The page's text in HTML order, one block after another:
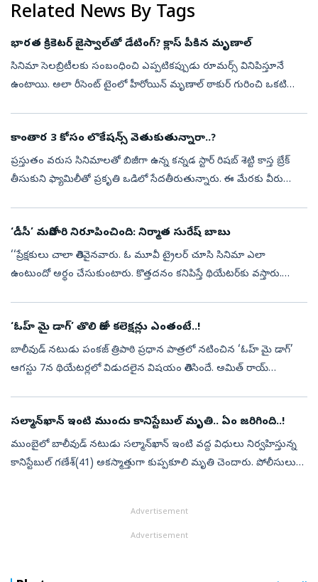
Related News By Tags
భారత క్రికెటర్ జైస్వాల్‌తో డేటింగ్? క్లాస్ పీకిన మృణాల్
సినిమా సెలబ్రిటీలకు సంబంధించి ఎప్పటికప్పుడు రూమర్స్ వినిపిస్తూనే
ఉంటాయి. అలా రీసెంట్ టైంలో హీరోయిన్ మృణాల్ ఠాకుర్ గురించి ఒకటి
కాంతార 3 కోసం లొకేషన్స్‌ వెతుకుతున్నారా..?
ప్రస్తుతం వరుస సినిమాలతో బిజీగా ఉన్న కన్నడ స్టార్‌ రిషబ్ శెట్టి కాస్త బ్రేక్‌
తీసుకుని ఫ్యామిలీతో ప్రకృతి ఒడిలో సేదతీరుతున్నారు. ఈ మేరకు వీరు
‘డీసీ’ మరోసారి నిరూపించింది: నిర్మాత సురేష్‌ బాబు
‘‘ప్రేక్షకులు చాలా తెలివైనవారు. ఓ మూవీ ట్రైలర్‌ చూసి సినిమా ఎలా
ఉంటుందో అర్థం చేసుకుంటారు. కొత్తదనం కనిపిస్తే థియేటర్‌కు వస్తారు.
‘ఓహ్‌ మై డాగ్‌’ తొలి రోజు కలెక్షన్లు ఎంతంటే..!
బాలీవుడ్‌ నటుడు పంకజ్‌ త్రిపాఠి ప్రధాన పాత్రలో నటించిన ‘ఓహ్‌ మై డాగ్‌’
ఆగస్టు 7న థియేటర్లలో విడుదలైన విషయం తెలిసిందే. అమిత్‌ రాయ్‌
సల్మాన్‌ఖాన్‌ ఇంటి ముందు కానిస్టేబుల్‌ మృతి.. ఏం జరిగింది..!
ముంబైలో బాలీవుడ్‌ నటుడు సల్మాన్‌ఖాన్‌ ఇంటి వద్ద విధులు నిర్వహిస్తున్న
కానిస్టేబుల్‌ గణేశ్‌(41) అకస్మాత్తుగా కుప్పకూలి మృతి చెందారు. పోలీసులు
Advertisement
Advertisement